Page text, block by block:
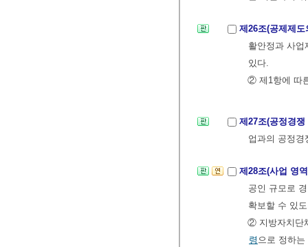
제26조(공제제
활안정과 사
있다.
② 제1항에 따
제27조(공정경
업과의 공정
제28조(사업 영
공인 규모로
확보할 수 있
② 지방자치단
령 으로 정하